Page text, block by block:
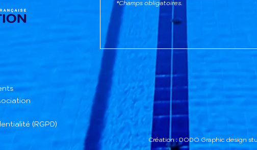
*Champs obligatoires.
(RGPD)
Création : DODO Graphic design